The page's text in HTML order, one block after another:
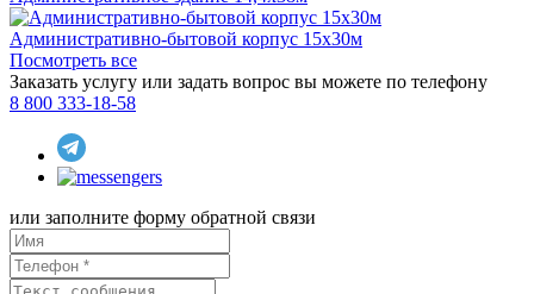
Административно-бытовой корпус 15x30м
Посмотреть все
Заказать услугу или задать вопрос вы можете по телефону
8 800 333-18-58
или заполните форму обратной связи